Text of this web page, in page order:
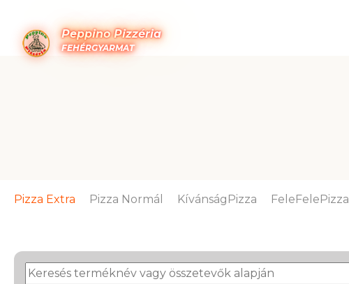
Peppino Pizzéria
FEHÉRGYARMAT
Pizza Extra Pizza Normál KívánságPizza FeleFelePizza